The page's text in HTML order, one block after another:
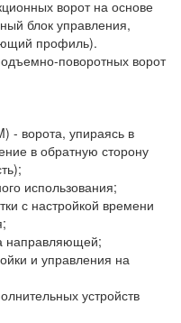
ворот на основе
блок управления,
профиль).
поворотных ворот
- ворота, упираясь в
в обратную сторону
использования;
с настройкой времени
направляющей;
и управления на
устройств